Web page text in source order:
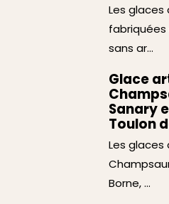
Les glaces
fabriquées
sans ar...
Glace
Sanary
Toulon
Les
Borne, ...